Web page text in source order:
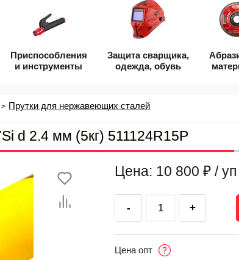
Приcпособления
и инструменты
Защита сварщика,
одежда, обувь
Прутки для нержавеющих сталей
d 2.4 мм (5кг) 511124R15P
Цена: 10 800 ₽ / уп
- +
Цена опт